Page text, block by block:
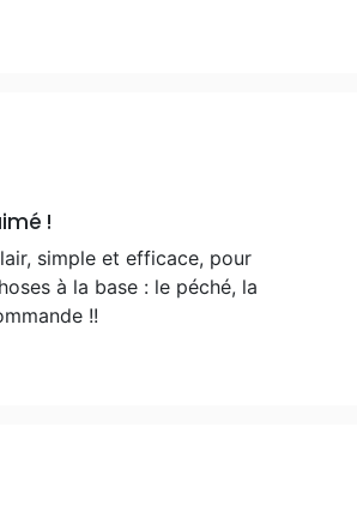
!
simple et efficace, pour
à la base : le péché, la
!!